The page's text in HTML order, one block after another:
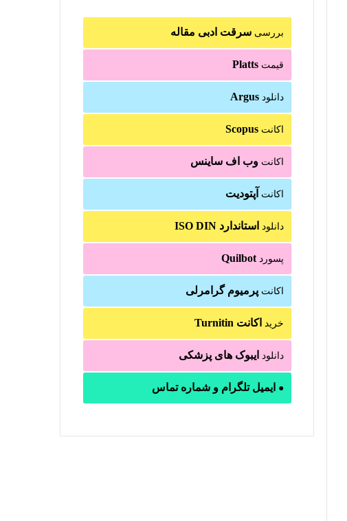
بررسیسرقت ادبی مقاله
قیمتPlatts
دانلودArgus
اکانتScopus
اکانتوب اف ساینس
اکانت آپتودیت
دانلود استاندارد ISO DIN
پسوردQuilbot
اکانتپرمیوم گرامرلی
خرید اکانت Turnitin
دانلود ایبوک های پزشکی
● ایمیل تلگرام و شماره تماس